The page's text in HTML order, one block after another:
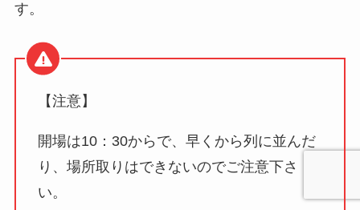
す。
【注意】
開場は10：30からで、早くから列に並んだ
り、場所取りはできないのでご注意下さ
い。